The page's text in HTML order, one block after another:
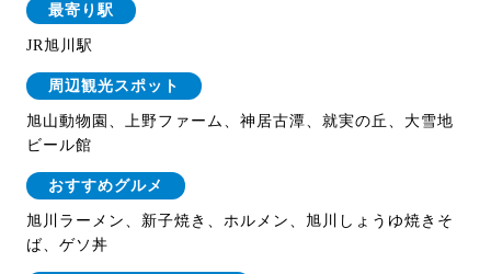
最寄り駅
JR旭川駅
周辺観光スポット
旭山動物園、上野ファーム、神居古潭、就実の丘、大雪地
ビール館
おすすめグルメ
旭川ラーメン、新子焼き、ホルメン、旭川しょうゆ焼きそ
ば、ゲソ丼